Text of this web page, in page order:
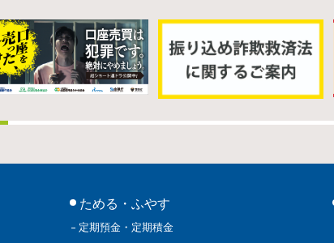
ためる・ふやす
定期預金・定期積金